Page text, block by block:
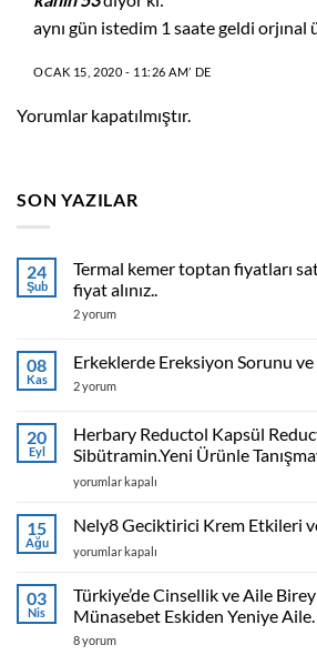
aynı gün istedim 1 saate geldi
OCAK 15, 2020 - 11:26 AM’ DE
Yorumlar kapatılmıştır.
SON YAZILAR
24
Şub
Termal kemer toptan fiyatları
fiyat alınız..
Termal
fiyatları
satış
ve
fiyat
alınız..
için
2 yorum
08
Kas
Erkeklerde Ereksiyon Sorunu ve
Erkeklerde
ve
Tedavisi
için
2 yorum
20
Eyl
Herbary Reductol Kapsül
Sibütramin.Yeni Ürünle
Herbary
Kapsül
Reductil
Bitkisel
Ürünle
Tanışmaya
için
yorumlar kapalı
15
Ağu
Nely8 Geciktirici Krem Etkileri ve
Nely8
Krem
Etkileri
ve
nasıl
yorumlar kapalı
03
Nis
Türkiye’de Cinsellik ve Aile
Münasebet Eskiden Yeniye Aile.
Türkiye’de
8 yorum